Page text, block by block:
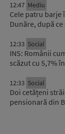
12:47 Mediu
Cele patru barje
Dunăre, după
12:33 Social
INS: Românii
scăzut cu 5,7%
12:33 Social
Doi cetățeni
pensionară din